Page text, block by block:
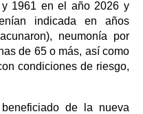
1961 en el año 2026 y
indicada en años
neumonía por
de 65 o más, así como
condiciones de riesgo,
de la nueva